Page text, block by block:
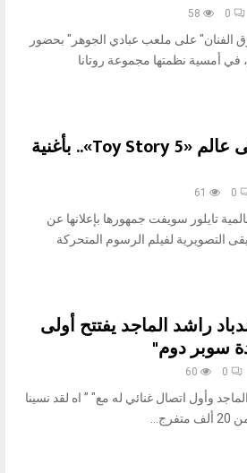
0
58
الفنان" على ملعب عبادي الجوهر" بحضور
في أمسية نظمتها مجموعة روتانا
تايلور سويفت تنضم إلى عالم «Toy Story 5».. بأغنية
0
61
تايلور سويفت جمهورها بإعلانها عن
التصويرية لفيلم الرسوم المتحركة
راشد الماجد يفتتح أولى
سوبر دوم"
0
60
وأول اتصال غنائي له مع" ” اه لقد نسينا